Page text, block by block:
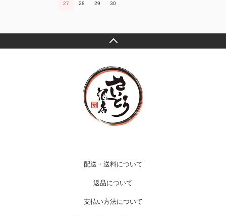
27 28 29 30
配送・送料について
返品について
支払い方法について